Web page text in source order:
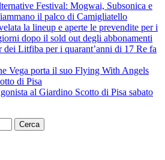
Festival: Mogwai, Subsonica e
il palco di Camigliatello
la lineup e aperte le prevendite per i
dopo il sold out degli abbonamenti
Litfiba per i quarant’anni di 17 Re fa
Vega porta il suo Flying With Angels
di Pisa
al Giardino Scotto di Pisa sabato